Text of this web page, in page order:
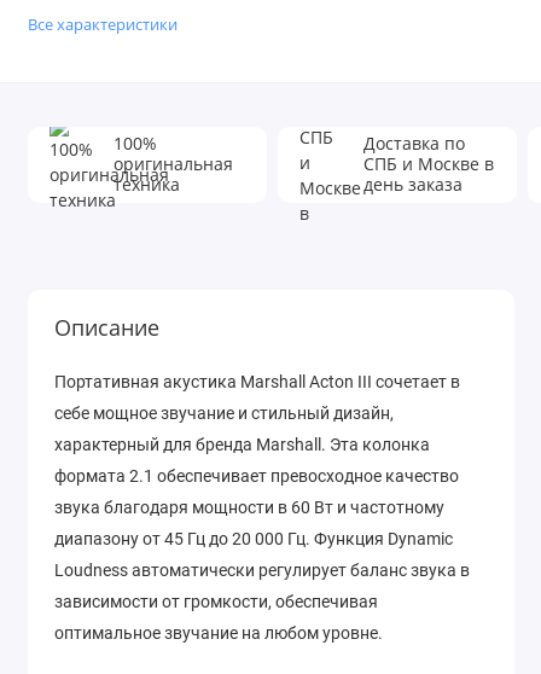
Все характеристики
100%
оригинальная
техника
Доставка по
СПБ и Москве в
день заказа
Описание
Портативная акустика Marshall Acton III сочетает в
себе мощное звучание и стильный дизайн,
характерный для бренда Marshall. Эта колонка
формата 2.1 обеспечивает превосходное качество
звука благодаря мощности в 60 Вт и частотному
диапазону от 45 Гц до 20 000 Гц. Функция Dynamic
Loudness автоматически регулирует баланс звука в
зависимости от громкости, обеспечивая
оптимальное звучание на любом уровне.